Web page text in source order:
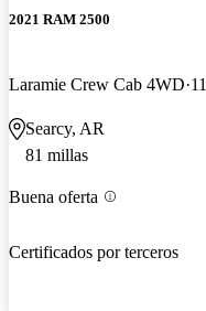
2021 RAM 2500
Laramie Crew Cab 4WD
Searcy, AR
81 millas
Buena oferta
Certificados por terceros